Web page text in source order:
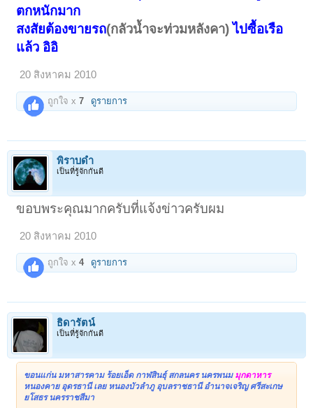
ตกหนักมาก
สงสัยต้องขายรถ(กลัวน้ำจะท่วมหลังคา)ไปซื้อเรือ
แล้ว อิอิ
20 สิงหาคม 2010
ถูกใจ x7 ดูรายการ
พิราบดำ
เป็นที่รู้จักกันดี
ขอบพระคุณมากครับที่แจ้งข่าวครับผม
20 สิงหาคม 2010
ถูกใจ x4 ดูรายการ
ธิดารัตน์
เป็นที่รู้จักกันดี
ขอนแก่น มหาสารคาม ร้อยเอ็ด กาฬสินธุ์ สกลนคร นครพนม มุกดาหาร
หนองคาย อุดรธานี เลย หนองบัวลำภู อุบลราชธานี อำนาจเจริญ ศรีสะเกษ
ยโสธร นครราชสีมา